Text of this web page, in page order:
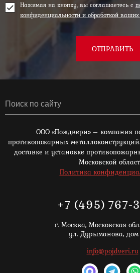
Нажимая на кнопку, вы соглашаетесь с
конфиденциальности и обработкой
ОТПРАВИТЬ
ООО «Пождвери» – компания
противопожарных
доставке и установке
Московской
Политика
+7 (495) 767-
г. Москва, Московская
ул. Дурыманова, дом
info@pojdveri.ru